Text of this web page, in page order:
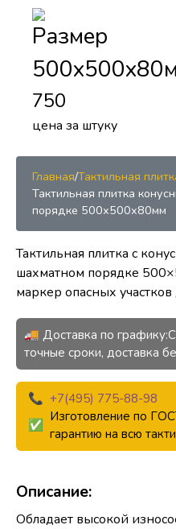
Размер
750
цена за штуку
Главная/Тактильная
Тактильная плитка
порядке 500х500х80мм
Тактильная плитка с
шахматном порядке
маркер опасных
🚚 Доставка по
точные сроки, доставка
+7(495) 775-88-98
Изготовление по
гарантию на всю
Описание:
Обладает высокой